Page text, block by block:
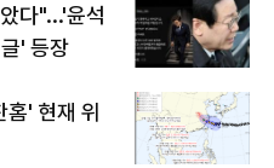
다"...'윤석
' 등장
홈' 현재 위